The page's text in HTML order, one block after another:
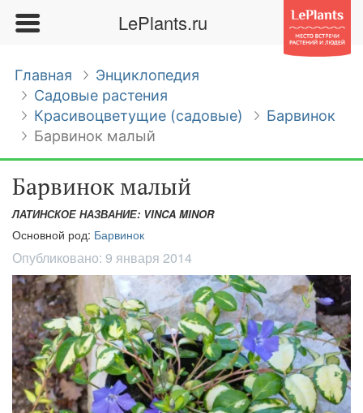
LePlants.ru
Главная
Энциклопедия
Садовые растения
Красивоцветущие (садовые)
Барвинок
Барвинок малый
Барвинок малый
ЛАТИНСКОЕ НАЗВАНИЕ: VINCA MINOR
Основной род: Барвинок
Опубликовано: 9 января 2014